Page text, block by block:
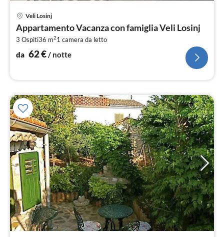
Veli Losinj
Appartamento Vacanza con famiglia Veli Losinj
3 Ospiti36 m21 camera da letto
da 62€ / notte